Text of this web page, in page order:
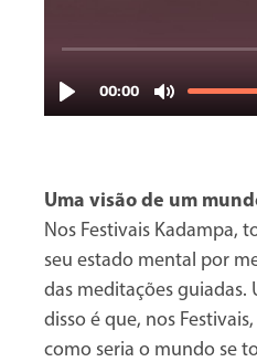
Uma visão de um
Nos Festivais Kadampa,
seu estado mental por
das meditações
disso é que, nos
como seria o mundo se